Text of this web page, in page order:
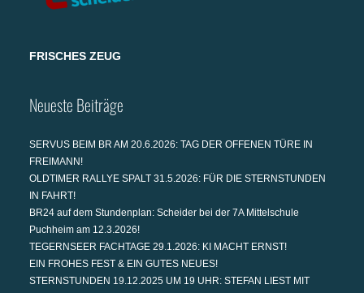
FRISCHES ZEUG
Neueste Beiträge
SERVUS BEIM BR AM 20.6.2026: TAG DER OFFENEN TÜRE IN
FREIMANN!
OLDTIMER RALLYE SPALT 31.5.2026: FÜR DIE STERNSTUNDEN
IN FAHRT!
BR24 auf dem Stundenplan: Scheider bei der 7A Mittelschule
Puchheim am 12.3.2026!
TEGERNSEER FACHTAGE 29.1.2026: KI MACHT ERNST!
EIN FROHES FEST & EIN GUTES NEUES!
STERNSTUNDEN 19.12.2025 UM 19 UHR: STEFAN LIEST MIT